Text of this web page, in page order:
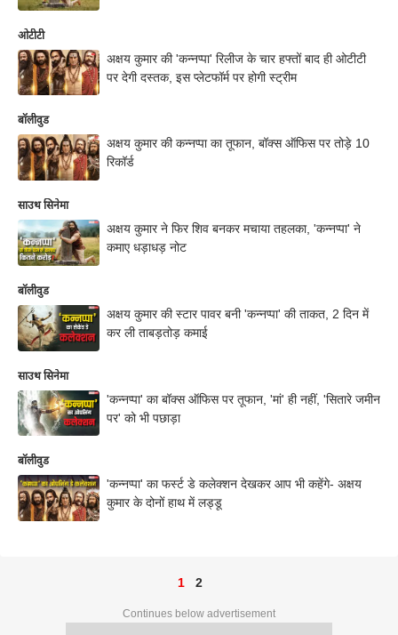
ओटीटी
अक्षय कुमार की 'कन्नप्पा' रिलीज के चार हफ्तों बाद ही ओटीटी
पर देगी दस्तक, इस प्लेटफॉर्म पर होगी स्ट्रीम
बॉलीवुड
अक्षय कुमार की कन्नप्पा का तूफान, बॉक्स ऑफिस पर तोड़े 10
रिकॉर्ड
साउथ सिनेमा
अक्षय कुमार ने फिर शिव बनकर मचाया तहलका, 'कन्नप्पा' ने
कमाए धड़ाधड़ नोट
बॉलीवुड
अक्षय कुमार की स्टार पावर बनी 'कन्नप्पा' की ताकत, 2 दिन में
कर ली ताबड़तोड़ कमाई
साउथ सिनेमा
'कन्नप्पा' का बॉक्स ऑफिस पर तूफान, 'मां' ही नहीं, 'सितारे जमीन
पर' को भी पछाड़ा
बॉलीवुड
'कन्नप्पा' का फर्स्ट डे कलेक्शन देखकर आप भी कहेंगे- अक्षय
कुमार के दोनों हाथ में लड्डू
1 2
Continues below advertisement